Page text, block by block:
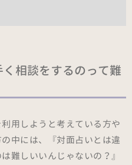
相談をするのって難
用しようと考えている方や
中には、『対面占いとは違
難しいいんじゃないの？』